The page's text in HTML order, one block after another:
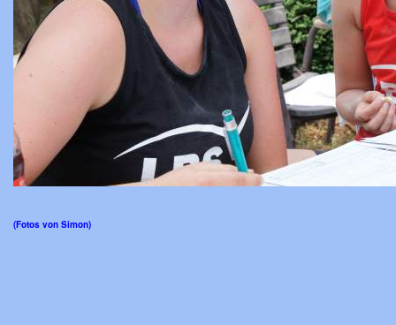
(Fotos von Simon)